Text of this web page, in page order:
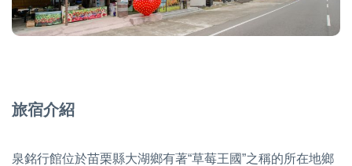
旅宿介紹
泉銘行館位於苗栗縣大湖鄉有著“草莓王國”之稱的所在地鄉